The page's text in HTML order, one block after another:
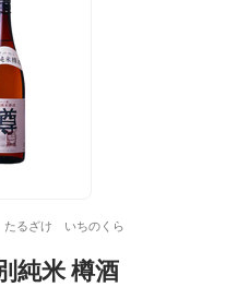
るざけ いちのくら
純米 樽酒